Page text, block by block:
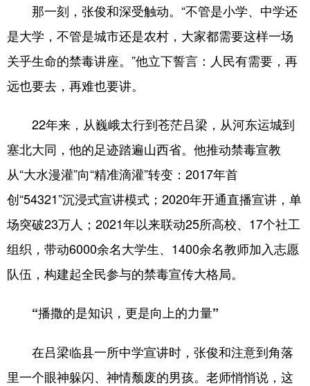
那一刻，张俊和深受触动。“不管是小学、中学还
是大学，不管是城市还是农村，大家都需要这样一场
关乎生命的禁毒讲座。”他立下誓言：人民有需要，再
远也要去，再难也要讲。
22年来，从巍峨太行到苍茫吕梁，从河东运城到
塞北大同，他的足迹踏遍山西省。他推动禁毒宣教
从“大水漫灌”向“精准滴灌”转变：2017年首
创“54321”沉浸式宣讲模式；2020年开通直播宣讲，单
场突破23万人；2021年以来联动25所高校、17个社工
组织，带动6000余名大学生、1400余名教师加入志愿
队伍，构建起全民参与的禁毒宣传大格局。
“播撒的是知识，更是向上的力量”
在吕梁临县一所中学宣讲时，张俊和注意到角落
里一个眼神躲闪、神情颓废的男孩。老师悄悄说，这